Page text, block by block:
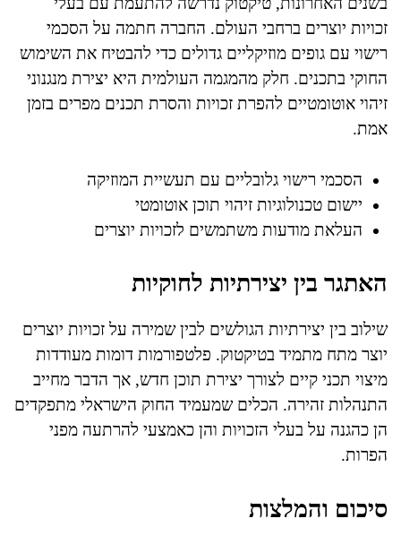
זכויות יוצרים ברחבי העולם. החברה חתמה על הסכמי
רישוי עם גופים מוזיקליים גדולים כדי להבטיח את השימוש
החוקי בתכנים. חלק מהמגמה העולמית היא יצירת מנגנוני
זיהוי אוטומטיים להפרת זכויות והסרת תכנים מפרים בזמן
אמת.
הסכמי רישוי גלובליים עם תעשיית המוזיקה
יישום טכנולוגיות זיהוי תוכן אוטומטי
העלאת מודעות משתמשים לזכויות יוצרים
האתגר בין יצירתיות לחוקיות
שילוב בין יצירתיות הגולשים לבין שמירה על זכויות יוצרים
יוצר מתח מתמיד בטיקטוק. פלטפורמות דומות מעודדות
מיצוי תכני קיים לצורך יצירת תוכן חדש, אך הדבר מחייב
התנהלות זהירה. הכלים שמעמיד החוק הישראלי מתפקדים
הן כהגנה על בעלי הזכויות והן כאמצעי להרתעה מפני
הפרות.
סיכום והמלצות